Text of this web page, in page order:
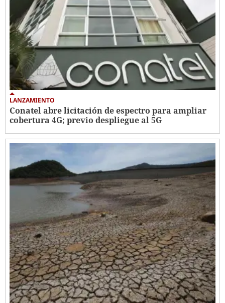
LANZAMIENTO
Conatel abre licitación de espectro para ampliar
cobertura 4G; previo despliegue al 5G